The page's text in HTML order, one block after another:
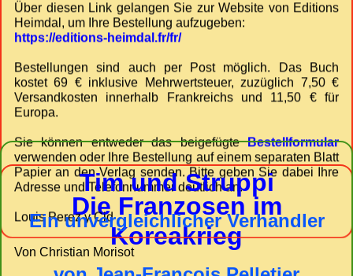
Über diesen Link gelangen Sie zur Website von Editions
Heimdal, um Ihre Bestellung aufzugeben:
https://editions-heimdal.fr/fr/
Bestellungen sind auch per Post möglich. Das Buch
kostet 69 € inklusive Mehrwertsteuer, zuzüglich 7,50 €
Versandkosten innerhalb Frankreichs und 11,50 € für
Europa.
Sie können entweder das beigefügteBestellformular
verwenden oder Ihre Bestellung auf einem separaten Blatt
Papier an den Verlag senden. Bitte geben Sie dabei Ihre
Adresse und Telefonnummer deutlich an.
Louis Perez y Cid
Tim und Struppi
Ein unvergleichlicher Verhandler
Von Christian Morisot
Die Franzosen im
Koreakrieg